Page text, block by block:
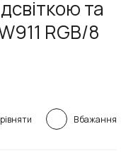
та
RGB/8
В бажання